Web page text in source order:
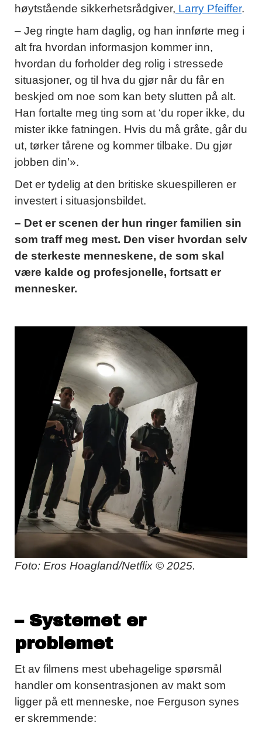
høytstående sikkerhetsrådgiver, Larry Pfeiffer.
– Jeg ringte ham daglig, og han innførte meg i
alt fra hvordan informasjon kommer inn,
hvordan du forholder deg rolig i stressede
situasjoner, og til hva du gjør når du får en
beskjed om noe som kan bety slutten på alt.
Han fortalte meg ting som at ‘du roper ikke, du
mister ikke fatningen. Hvis du må gråte, går du
ut, tørker tårene og kommer tilbake. Du gjør
jobben din’».
Det er tydelig at den britiske skuespilleren er
investert i situasjonsbildet.
– Det er scenen der hun ringer familien sin
som traff meg mest. Den viser hvordan selv
de sterkeste menneskene, de som skal
være kalde og profesjonelle, fortsatt er
mennesker.
Foto: Eros Hoagland/Netflix © 2025.
– Systemet er
problemet
Et av filmens mest ubehagelige spørsmål
handler om konsentrasjonen av makt som
ligger på ett menneske, noe Ferguson synes
er skremmende: